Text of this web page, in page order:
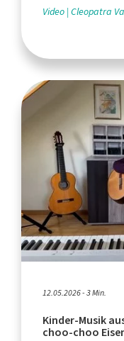
Video Cleopatra
12.05.2026 - 3 Min.
Kinder-Musik
choo-choo